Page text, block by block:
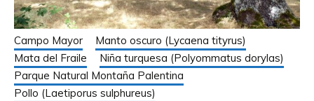
Campo Mayor
Manto oscuro (Lycaena tityrus)
Mata del Fraile
Niña turquesa (Polyommatus dorylas)
Parque Natural Montaña Palentina
Pollo (Laetiporus sulphureus)